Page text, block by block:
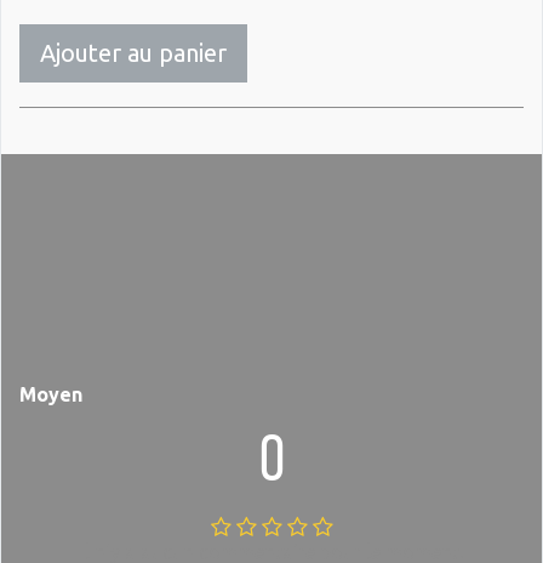
Ajouter au panier
Moyen
0